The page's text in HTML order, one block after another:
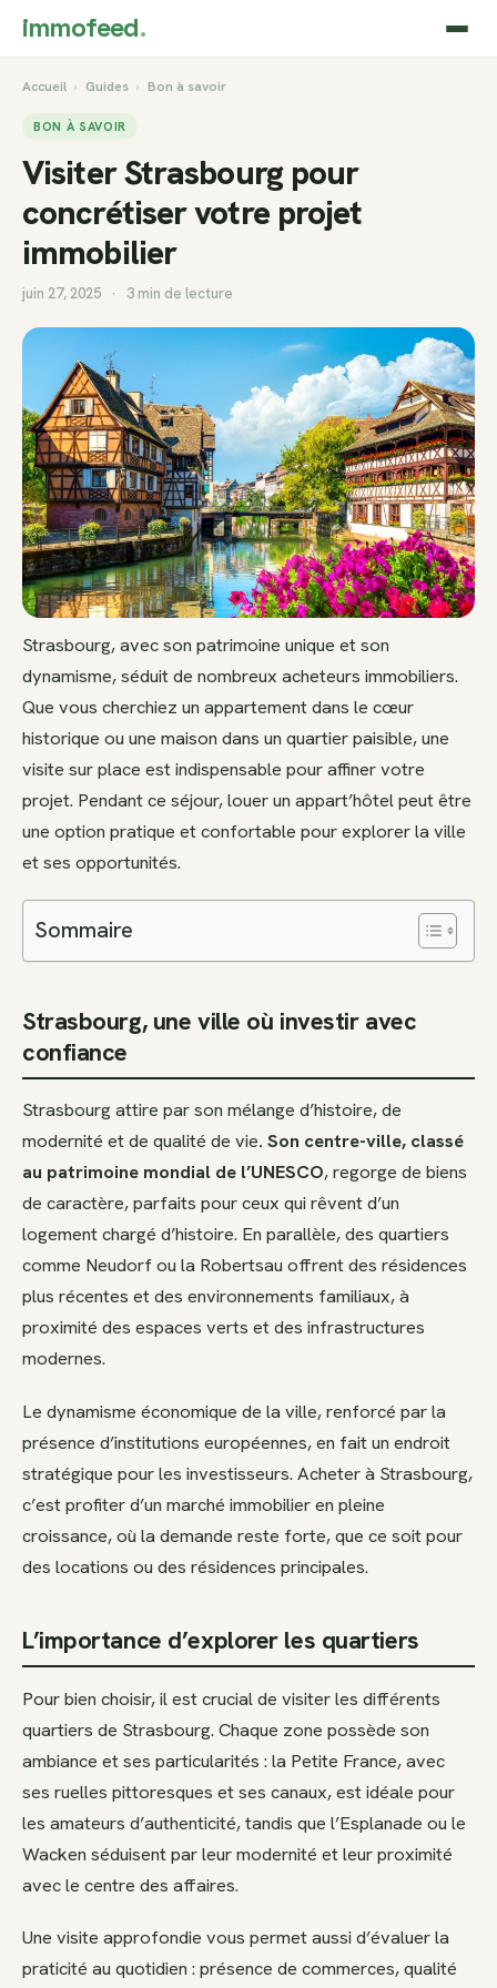
immofeed.
Accueil › Guides › Bon à savoir
BON À SAVOIR
Visiter Strasbourg pour
concrétiser votre projet
immobilier
juin 27, 2025 · 3 min de lecture
Strasbourg, avec son patrimoine unique et son
dynamisme, séduit de nombreux acheteurs immobiliers.
Que vous cherchiez un appartement dans le cœur
historique ou une maison dans un quartier paisible, une
visite sur place est indispensable pour affiner votre
projet. Pendant ce séjour, louer un appart’hôtel peut être
une option pratique et confortable pour explorer la ville
et ses opportunités.
Sommaire
Strasbourg, une ville où investir avec
confiance
Strasbourg attire par son mélange d’histoire, de
modernité et de qualité de vie. Son centre-ville, classé
au patrimoine mondial de l’UNESCO, regorge de biens
de caractère, parfaits pour ceux qui rêvent d’un
logement chargé d’histoire. En parallèle, des quartiers
comme Neudorf ou la Robertsau offrent des résidences
plus récentes et des environnements familiaux, à
proximité des espaces verts et des infrastructures
modernes.
Le dynamisme économique de la ville, renforcé par la
présence d’institutions européennes, en fait un endroit
stratégique pour les investisseurs. Acheter à Strasbourg,
c’est profiter d’un marché immobilier en pleine
croissance, où la demande reste forte, que ce soit pour
des locations ou des résidences principales.
L’importance d’explorer les quartiers
Pour bien choisir, il est crucial de visiter les différents
quartiers de Strasbourg. Chaque zone possède son
ambiance et ses particularités : la Petite France, avec
ses ruelles pittoresques et ses canaux, est idéale pour
les amateurs d’authenticité, tandis que l’Esplanade ou le
Wacken séduisent par leur modernité et leur proximité
avec le centre des affaires.
Une visite approfondie vous permet aussi d’évaluer la
praticité au quotidien : présence de commerces, qualité